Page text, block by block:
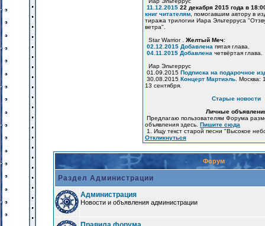
11.12.2015 22 декабря 2015 года в
книг читателям , помогавшим автору в
тиража трилогии Иара Эльтерруса
ветра".
Star Warrior . Желтый Меч:
02.12.2015 Добавлена пятая глава.
04.11.2015 Добавлена четвёртая глава.
Иар Эльтеррус
01.09.2015 Подписка на подарочное
30.08.2015 Концерт Мартиэль . Москва:
13 сентября.
Старые новости
Личные
Предлагаю пользователям Форума
объявления здесь. Пишите сюда
1. Ищу текст старой песни "Высокое
Откликнуться
Форум
Раздел Администрации
Администрация
Новости и объявления администрации